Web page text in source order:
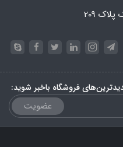
209
فروشگاه باخبر شوید:
عضویت